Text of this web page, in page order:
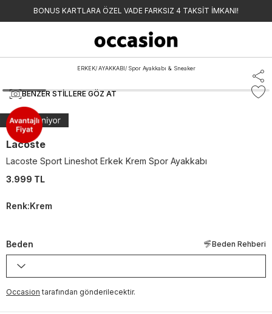
BONUS KARTLARA ÖZEL VADE FARKSIZ 4 TAKSİT İMKANI!
ERKEK/ AYAKKABI/ Spor Ayakkabı & Sneaker
BENZER STILLERE GÖZ AT
Lacoste
Lacoste Sport Lineshot Erkek Krem Spor Ayakkabı
3.999 TL
Renk:Krem
Beden Beden Rehberi
Occasion tarafından gönderilecektir.